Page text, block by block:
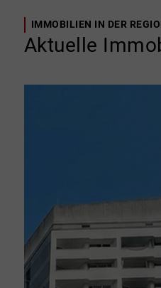
IMMOBILIEN IN DER
Aktuelle